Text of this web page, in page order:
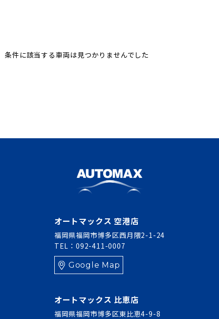
条件に該当する車両は見つかりませんでした
オートマックス 空港店
福岡県福岡市博多区西月隈2-1-24
TEL：092-411-0007
Google Map
オートマックス 比恵店
福岡県福岡市博多区東比恵4-9-8